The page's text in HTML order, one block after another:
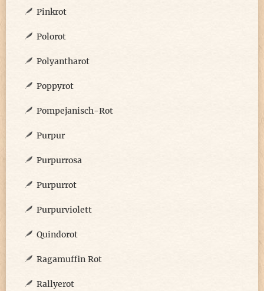
Pinkrot
Polorot
Polyantharot
Poppyrot
Pompejanisch-Rot
Purpur
Purpurrosa
Purpurrot
Purpurviolett
Quindorot
Ragamuffin Rot
Rallyerot